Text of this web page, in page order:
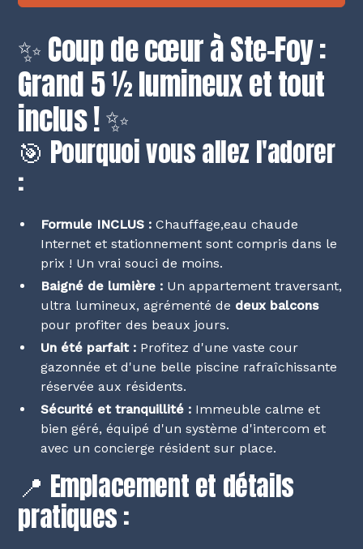
✨ Coup de cœur à Ste-Foy :
Grand 5 ½ lumineux et tout
inclus ! ✨
🎯 Pourquoi vous allez l'adorer
:
Formule INCLUS : Chauffage,eau chaude
Internet et stationnement sont compris dans le
prix ! Un vrai souci de moins.
Baigné de lumière : Un appartement traversant,
ultra lumineux, agrémenté de deux balcons
pour profiter des beaux jours.
Un été parfait : Profitez d'une vaste cour
gazonnée et d'une belle piscine rafraîchissante
réservée aux résidents.
Sécurité et tranquillité : Immeuble calme et
bien géré, équipé d'un système d'intercom et
avec un concierge résident sur place.
📍 Emplacement et détails
pratiques :